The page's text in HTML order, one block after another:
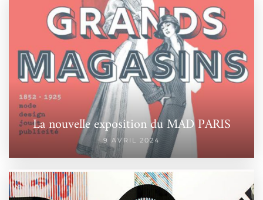
La nouvelle exposition du MAD PARIS
9 AVRIL 2024